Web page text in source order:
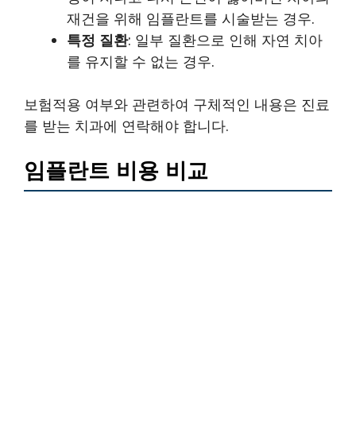
재건을 위해 임플란트를 시술받는 경우.
특정 질환: 일부 질환으로 인해 자연 치아
를 유지할 수 없는 경우.
보험적용 여부와 관련하여 구체적인 내용은 진료
를 받는 치과에 연락해야 합니다.
임플란트 비용 비교